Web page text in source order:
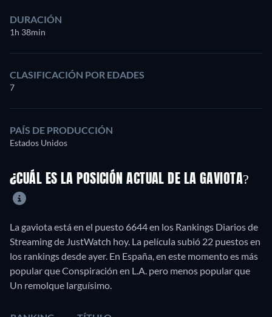
DURACIÓN
1h 38min
CLASIFICACIÓN POR EDADES
7
PAÍS DE PRODUCCIÓN
Estados Unidos
¿CUÁL ES LA POSICIÓN ACTUAL DE LA GAVIOTA?
La gaviota está en el puesto 6644 en los Rankings Diarios de
Streaming de JustWatch hoy. La película subió 22 puestos en
los rankings desde ayer. En España, en este momento es más
popular que Conspiración en L.A. pero menos popular que
Un remolque larguísimo.